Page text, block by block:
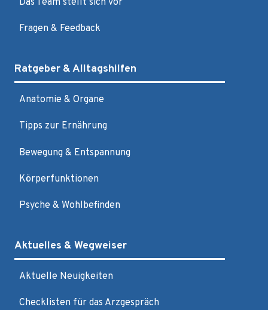
Fragen & Feedback
Ratgeber & Alltagshilfen
Anatomie & Organe
Tipps zur Ernährung
Bewegung & Entspannung
Körperfunktionen
Psyche & Wohlbefinden
Aktuelles & Wegweiser
Aktuelle Neuigkeiten
Checklisten für das Arzgespräch